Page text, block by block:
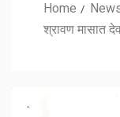
Home
श्रावण मासात